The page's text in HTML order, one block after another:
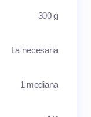
300 g
La necesaria
1 mediana